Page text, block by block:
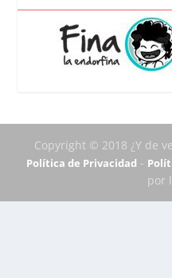
Copyright © 2018 ¿Y de
Política de Privacidad -
por